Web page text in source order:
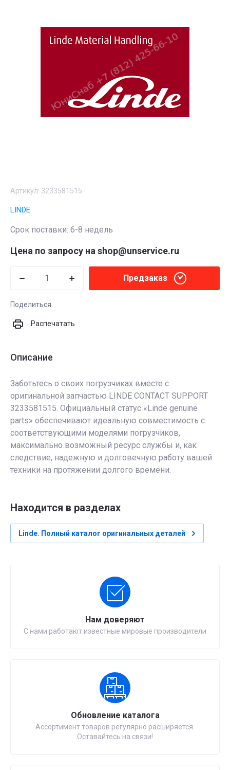
Артикул: 3233581515
LINDE
Срок поставки: 6-8 недель
Цена по запросу на shop@unservice.ru
Предзаказ
Поделиться
Распечатать
Описание
Заботьтесь о своих погрузчиках вместе с
оригинальной запчастью LINDE CONTACT SUPPORT
3233581515. Официальный статус «Linde genuine
parts» обеспечивают идеальную совместимость с
соответствующими моделями погрузчиков,
максимально возможный ресурс службы и, как
следствие, надежную и долговечную работу вашей
техники на протяжении долгого времени.
Находится в разделах
Linde. Полный каталог оригинальных деталей
Нам доверяют
С нами работают известные мировые производители
Обновление каталога
Ассортимент товаров регулярно расширяется.
Оставайтесь на связи!